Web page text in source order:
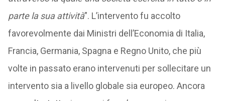
parte la sua attività”. L’intervento fu accolto
favorevolmente dai Ministri dell’Economia di Italia,
Francia, Germania, Spagna e Regno Unito, che più
volte in passato erano intervenuti per sollecitare un
intervento sia a livello globale sia europeo. Ancora